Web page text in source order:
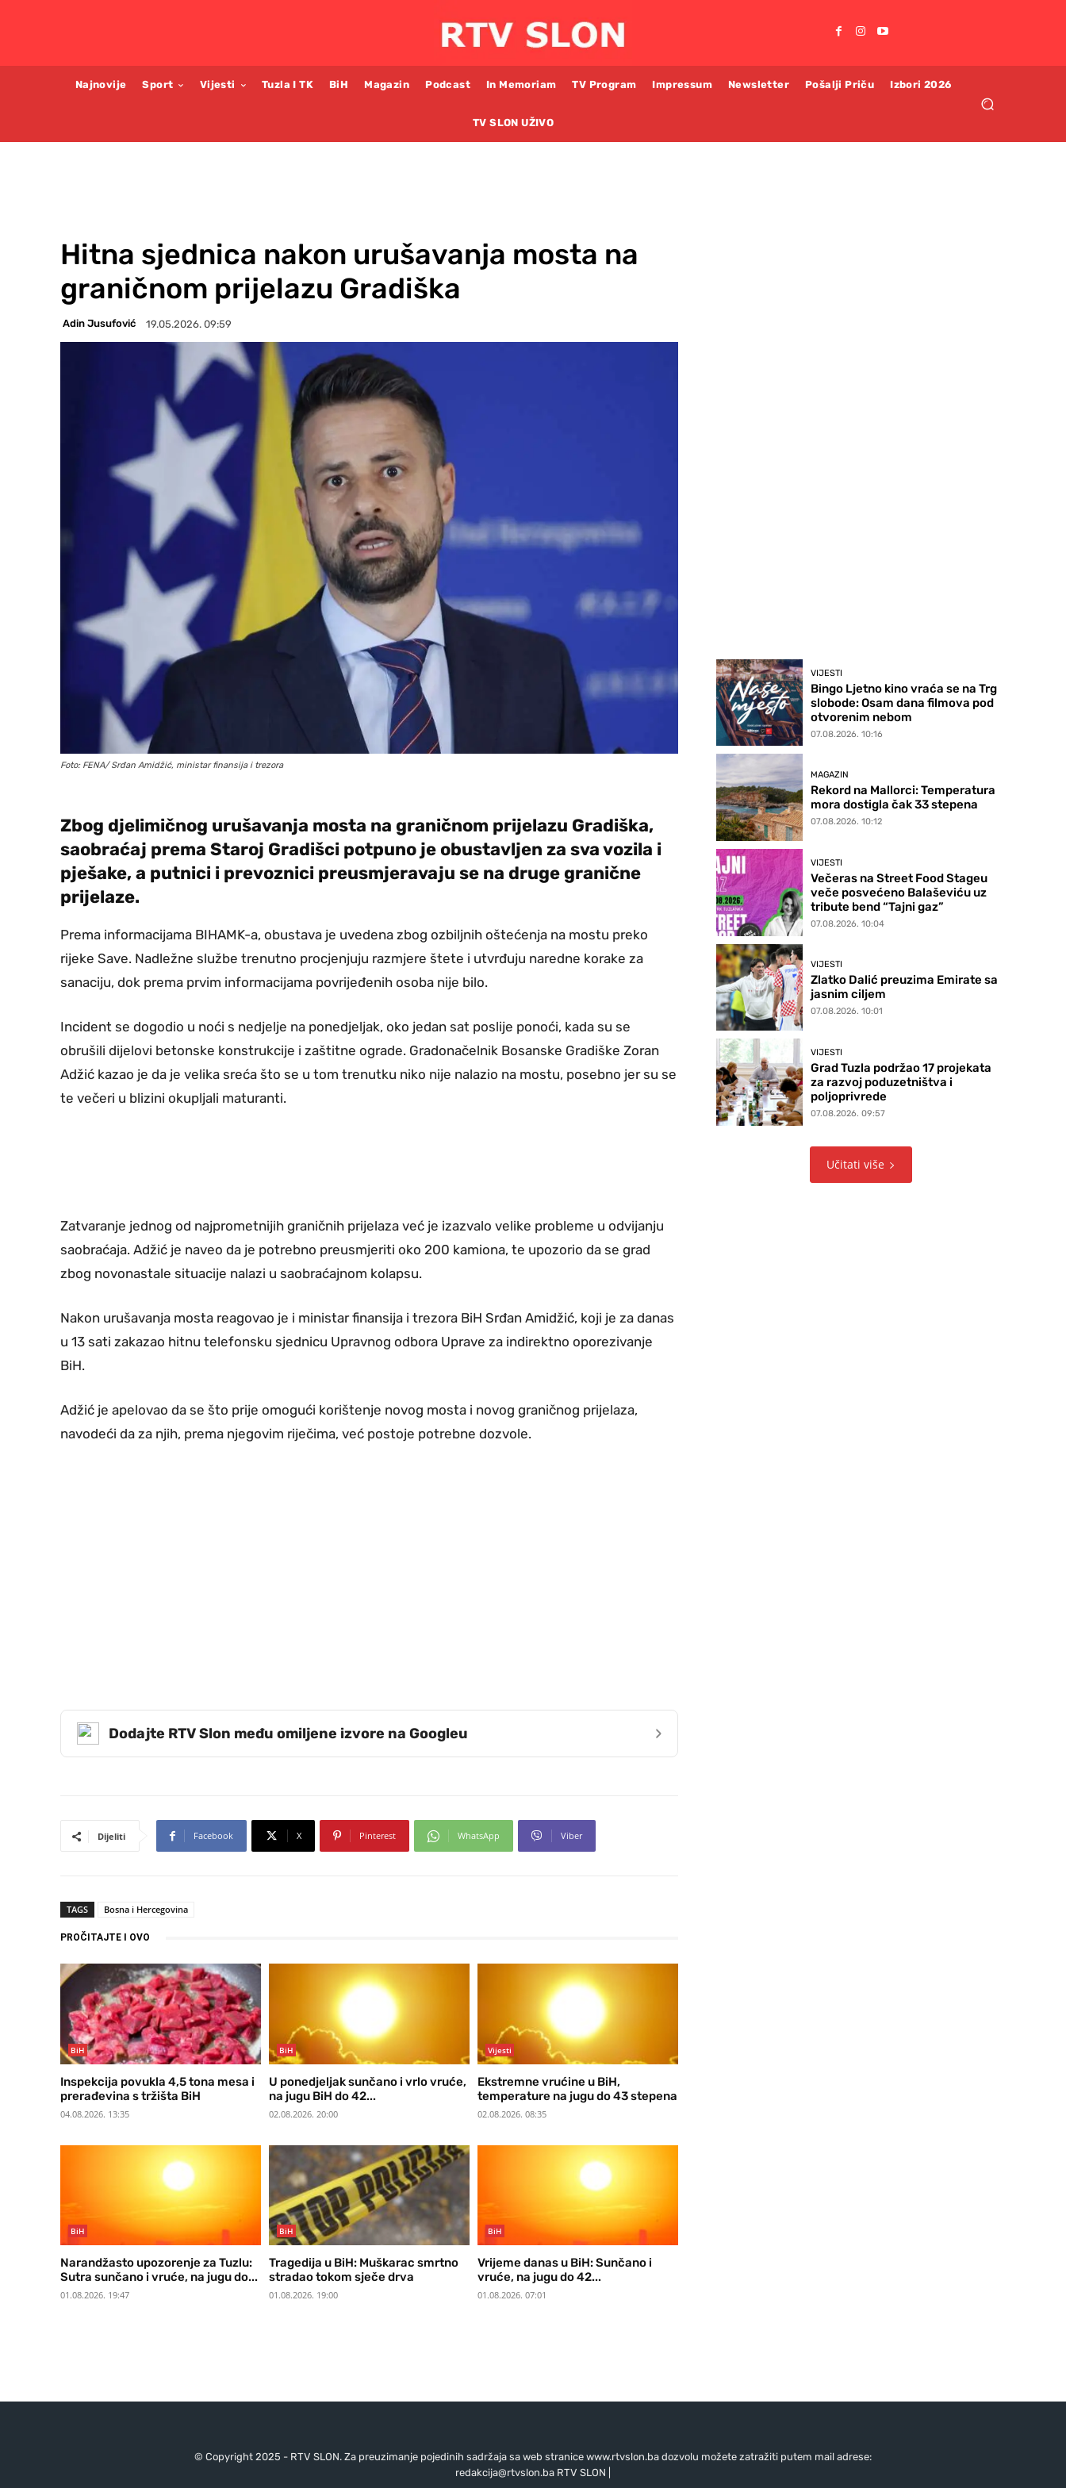
Najnovije Sport Vijesti Tuzla I TK BiH Magazin Podcast In Memoriam TV Program Impressum Newsletter Pošalji Priču Izbori 2026
TV SLON UŽIVO
Hitna sjednica nakon urušavanja mosta na
graničnom prijelazu Gradiška
Adin Jusufović 19.05.2026. 09:59
Foto: FENA/ Srđan Amidžić, ministar finansija i trezora
Zbog djelimičnog urušavanja mosta na graničnom prijelazu Gradiška,
saobraćaj prema Staroj Gradišci potpuno je obustavljen za sva vozila i
pješake, a putnici i prevoznici preusmjeravaju se na druge granične
prijelaze.
Prema informacijama BIHAMK-a, obustava je uvedena zbog ozbiljnih oštećenja na mostu preko
rijeke Save. Nadležne službe trenutno procjenjuju razmjere štete i utvrđuju naredne korake za
sanaciju, dok prema prvim informacijama povrijeđenih osoba nije bilo.
Incident se dogodio u noći s nedjelje na ponedjeljak, oko jedan sat poslije ponoći, kada su se
obrušili dijelovi betonske konstrukcije i zaštitne ograde. Gradonačelnik Bosanske Gradiške Zoran
Adžić kazao je da je velika sreća što se u tom trenutku niko nije nalazio na mostu, posebno jer su se
te večeri u blizini okupljali maturanti.
Zatvaranje jednog od najprometnijih graničnih prijelaza već je izazvalo velike probleme u odvijanju
saobraćaja. Adžić je naveo da je potrebno preusmjeriti oko 200 kamiona, te upozorio da se grad
zbog novonastale situacije nalazi u saobraćajnom kolapsu.
Nakon urušavanja mosta reagovao je i ministar finansija i trezora BiH Srđan Amidžić, koji je za danas
u 13 sati zakazao hitnu telefonsku sjednicu Upravnog odbora Uprave za indirektno oporezivanje
BiH.
Adžić je apelovao da se što prije omogući korištenje novog mosta i novog graničnog prijelaza,
navodeći da za njih, prema njegovim riječima, već postoje potrebne dozvole.
Dodajte RTV Slon među omiljene izvore na Googleu ›
Dijeliti Facebook X Pinterest WhatsApp Viber
TAGS Bosna i Hercegovina
PROČITAJTE I OVO
BiH
Inspekcija povukla 4,5 tona mesa i
prerađevina s tržišta BiH
04.08.2026. 13:35
BiH
U ponedjeljak sunčano i vrlo vruće,
na jugu BiH do 42...
02.08.2026. 20:00
Vijesti
Ekstremne vrućine u BiH,
temperature na jugu do 43 stepena
02.08.2026. 08:35
BiH
Narandžasto upozorenje za Tuzlu:
Sutra sunčano i vruće, na jugu do...
01.08.2026. 19:47
BiH
Tragedija u BiH: Muškarac smrtno
stradao tokom sječe drva
01.08.2026. 19:00
BiH
Vrijeme danas u BiH: Sunčano i
vruće, na jugu do 42...
01.08.2026. 07:01
VIJESTI
Bingo Ljetno kino vraća se na Trg
slobode: Osam dana filmova pod
otvorenim nebom
07.08.2026. 10:16
MAGAZIN
Rekord na Mallorci: Temperatura
mora dostigla čak 33 stepena
07.08.2026. 10:12
VIJESTI
Večeras na Street Food Stageu
veče posvećeno Balaševiću uz
tribute bend “Tajni gaz”
07.08.2026. 10:04
VIJESTI
Zlatko Dalić preuzima Emirate sa
jasnim ciljem
07.08.2026. 10:01
VIJESTI
Grad Tuzla podržao 17 projekata
za razvoj poduzetništva i
poljoprivrede
07.08.2026. 09:57
Učitati više
© Copyright 2025 - RTV SLON. Za preuzimanje pojedinih sadržaja sa web stranice www.rtvslon.ba dozvolu možete zatražiti putem mail adrese:
redakcija@rtvslon.baRTV SLON |